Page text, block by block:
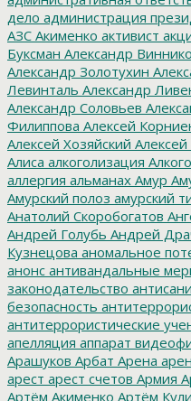
дело администрация
АЗС Акименко активист
Буксман Александр
Александр Золотухин
Левинталь Александр
Александр Соловьев
Филиппова Алексей
Алексей Хозяйский
Алиса алкоголизация
аллергия альманах Амур
Амурский полоз амурский
Анатолий Скоробогатов
Андрей Голубь Андрей
Кузнецова аномальное
анонс антивандальные
законодательство
безопасность
антитеррористические
апелляция аппарат
Арашуков Арбат Арена
арест арест счетов Армия
Артём Акименко Артём